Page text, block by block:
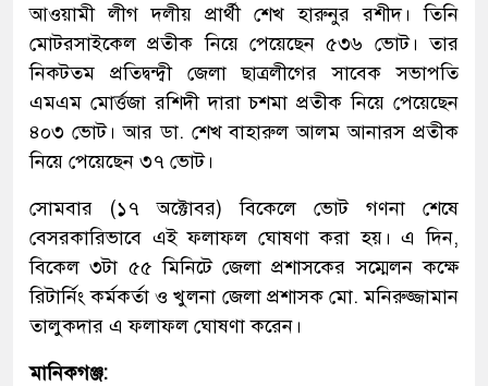
আওয়ামী লীগ দলীয় প্রার্থী শেখ হারুনুর রশীদ। তিনি
মোটরসাইকেল প্রতীক নিয়ে পেয়েছেন ৫৩৬ ভোট। তার
নিকটতম প্রতিদ্বন্দ্বী জেলা ছাত্রলীগের সাবেক সভাপতি
এমএম মোর্ত্তজা রশিদী দারা চশমা প্রতীক নিয়ে পেয়েছেন
৪০৩ ভোট। আর ডা. শেখ বাহারুল আলম আনারস প্রতীক
নিয়ে পেয়েছেন ৩৭ ভোট।
সোমবার (১৭ অক্টোবর) বিকেলে ভোট গণনা শেষে
বেসরকারিভাবে এই ফলাফল ঘোষণা করা হয়। এ দিন,
বিকেল ৩টা ৫৫ মিনিটে জেলা প্রশাসকের সম্মেলন কক্ষে
রিটার্নিং কর্মকর্তা ও খুলনা জেলা প্রশাসক মো. মনিরুজ্জামান
তালুকদার এ ফলাফল ঘোষণা করেন।
মানিকগঞ্জ: